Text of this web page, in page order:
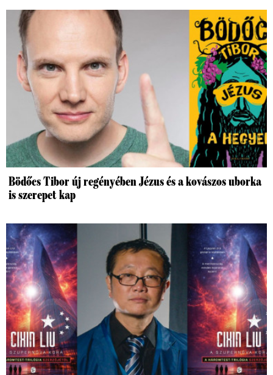
Bödőcs Tibor új regényében Jézus és a kovászos uborka
is szerepet kap